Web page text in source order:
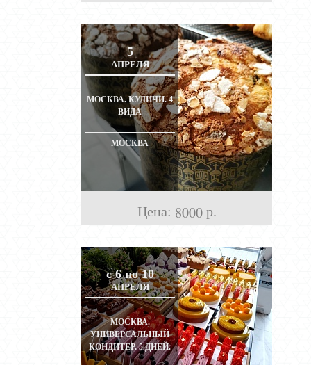
5
АПРЕЛЯ
МОСКВА. КУЛИЧИ. 4
ВИДА
МОСКВА
Цена: 8000 р.
с 6 по 10
АПРЕЛЯ
МОСКВА.
УНИВЕРСАЛЬНЫЙ
КОНДИТЕР. 5 ДНЕЙ.